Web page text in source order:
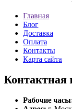
Главная
Блог
Доставка
Оплата
Контакты
Карта сайта
Контактная
Рабочие